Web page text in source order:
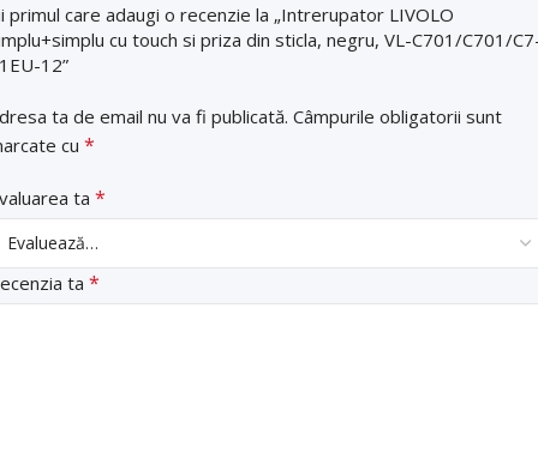
primul care adaugi o recenzie la „Intrerupator LIVOLO
cu touch si priza din sticla, negru, VL-C701/C701/
12”
ta de email nu va fi publicată. Câmpurile obligatorii sunt
cu *
ta *
ta *